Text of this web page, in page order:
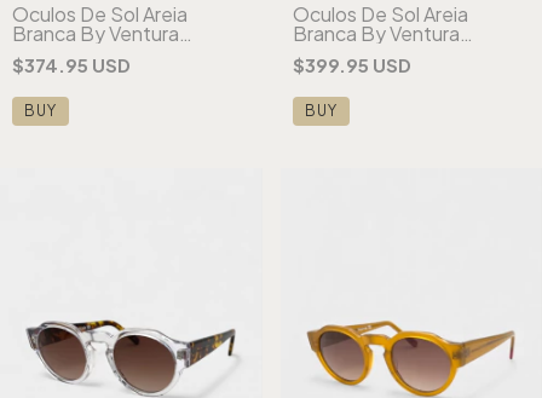
Óculos De Sol Areia
Branca By Ventura
London Azul
$374.95 USD
BUY
Óculos De Sol Areia
Branca By Ventura
London Tartaruga
$399.95 USD
BUY